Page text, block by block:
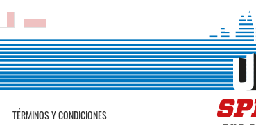
TÉRMINOS Y CONDICIONES